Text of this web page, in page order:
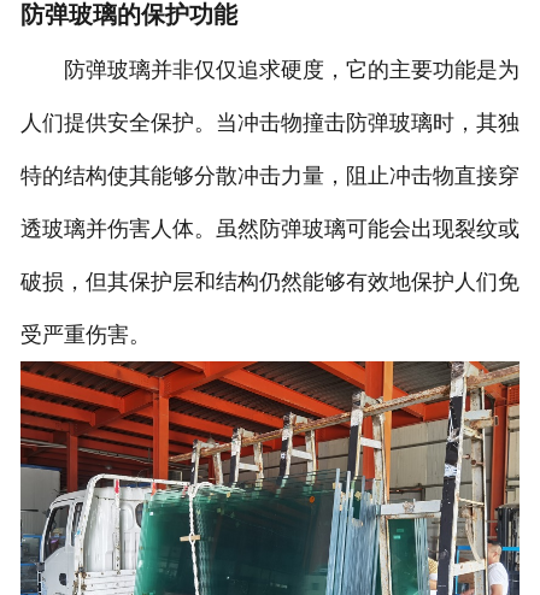
防弹玻璃的保护功能
防弹玻璃并非仅仅追求硬度，它的主要功能是为
人们提供安全保护。当冲击物撞击防弹玻璃时，其独
特的结构使其能够分散冲击力量，阻止冲击物直接穿
透玻璃并伤害人体。虽然防弹玻璃可能会出现裂纹或
破损，但其保护层和结构仍然能够有效地保护人们免
受严重伤害。